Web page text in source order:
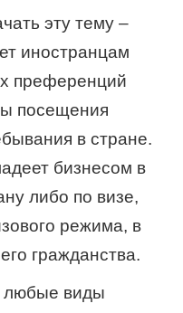
эту тему –
иностранцам
преференций
посещения
в стране.
бизнесом в
либо по визе,
режима, в
гражданства.
любые виды